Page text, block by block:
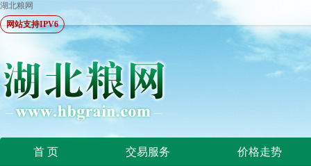
湖北粮网
网站支持IPV6
首 页 交易服务 价格走势